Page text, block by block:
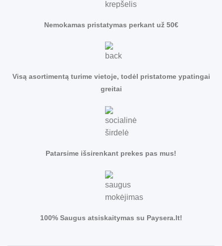
Nemokamas pristatymas perkant už 50€
Visą asortimentą turime vietoje, todėl pristatome ypatingai
greitai
Patarsime išsirenkant prekes pas mus!
100% Saugus atsiskaitymas su Paysera.lt!